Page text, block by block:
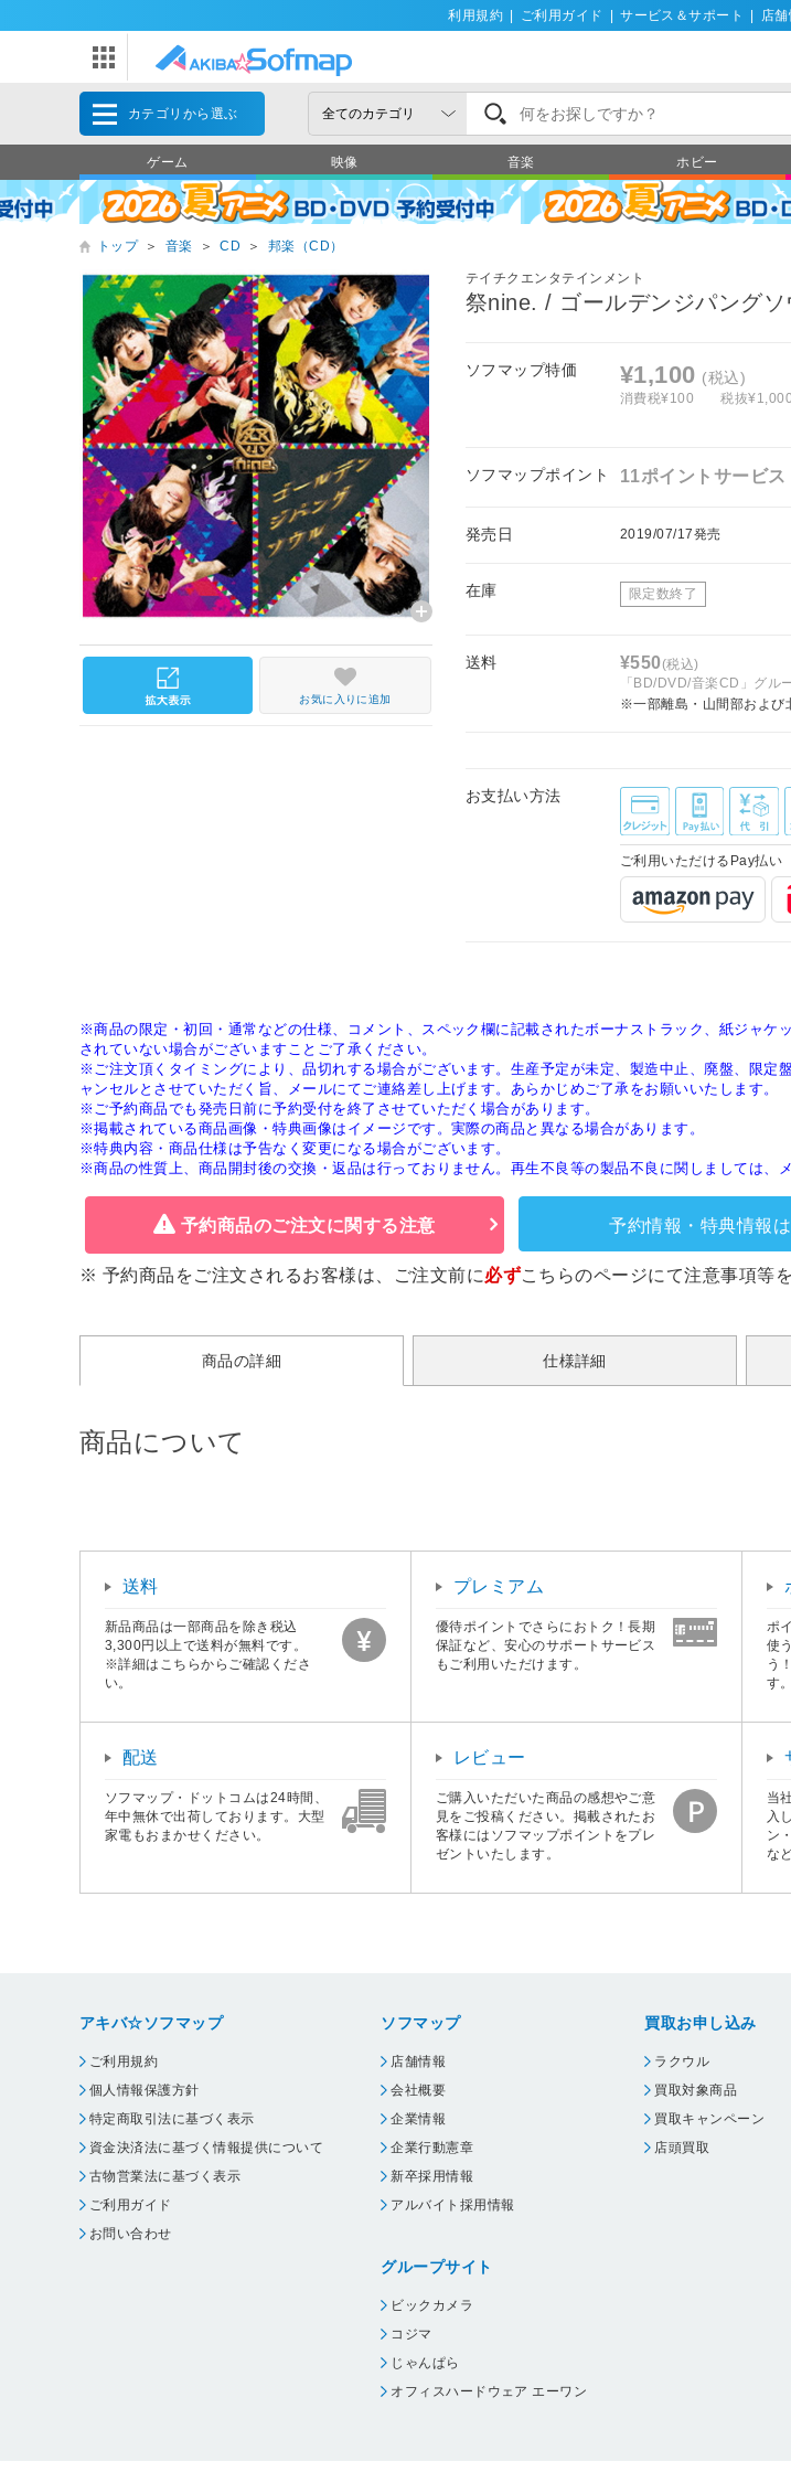
利用規約 ご利用ガイド サービス＆サポート 店舗
カテゴリから選ぶ
ゲーム 映像 音楽 ホビー
トップ ＞ 音楽 ＞ CD ＞ 邦楽（CD）
テイチクエンタテインメント
祭nine. / ゴールデンジパング
ソフマップ特価 ¥1,100 (税込)
消費税¥100 税抜¥1,000
ソフマップポイント 11ポイントサービス
発売日 2019/07/17発売
在庫 限定数終了
送料 ¥550(税込)
「BD/DVD/音楽CD」グル
※一部離島・山間部および
お支払い方法
ご利用いただけるPay払い
お気に入りに追加
※商品の限定・初回・通常などの仕様、コメント、スペック欄に記載されたボーナストラック、紙ジャ
されていない場合がございますことご了承ください。
※ご注文頂くタイミングにより、品切れする場合がございます。生産予定が未定、製造中止、廃盤、限
ャンセルとさせていただく旨、メールにてご連絡差し上げます。あらかじめご了承をお願いいたします。
※ご予約商品でも発売日前に予約受付を終了させていただく場合があります。
※掲載されている商品画像・特典画像はイメージです。実際の商品と異なる場合があります。
※特典内容・商品仕様は予告なく変更になる場合がございます。
※商品の性質上、商品開封後の交換・返品は行っておりません。再生不良等の製品不良に関しましては、
予約商品のご注文に関する注意 予約情報・特典情報
※ 予約商品をご注文されるお客様は、ご注文前に必ずこちらのページにて注意事項等
商品の詳細 仕様詳細
商品について
送料
新品商品は一部商品を除き税込
3,300円以上で送料が無料です。
※詳細はこちらからご確認くださ
い。
プレミアム
優待ポイントでさらにおトク！長期
保証など、安心のサポートサービス
もご利用いただけます。
ポ
使
う
す。
配送
ソフマップ・ドットコムは24時間、
年中無休で出荷しております。大型
家電もおまかせください。
レビュー
ご購入いただいた商品の感想やご意
見をご投稿ください。掲載されたお
客様にはソフマップポイントをプレ
ゼントいたします。
当
入
ン
な
アキバ☆ソフマップ
ご利用規約
個人情報保護方針
特定商取引法に基づく表示
資金決済法に基づく情報提供について
古物営業法に基づく表示
ご利用ガイド
お問い合わせ
ソフマップ
店舗情報
会社概要
企業情報
企業行動憲章
新卒採用情報
アルバイト採用情報
グループサイト
ビックカメラ
コジマ
じゃんぱら
オフィスハードウェア エーワン
買取お申し込み
ラクウル
買取対象商品
買取キャンペーン
店頭買取